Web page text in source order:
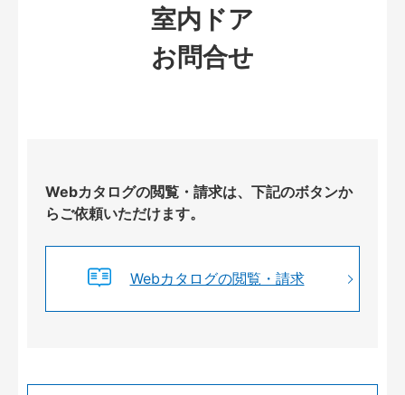
室内ドア
お問合せ
Webカタログの閲覧・請求は、下記のボタンか
らご依頼いただけます。
Webカタログの閲覧・請求